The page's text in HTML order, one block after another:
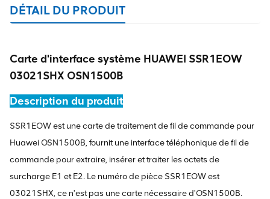
DÉTAIL DU PRODUIT
Carte d'interface système HUAWEI SSR1EOW
03021SHX OSN1500B
Description du produit
SSR1EOW est une carte de traitement de fil de commande pour
Huawei OSN1500B, fournit une interface téléphonique de fil de
commande pour extraire, insérer et traiter les octets de
surcharge E1 et E2. Le numéro de pièce SSR1EOW est
03021SHX, ce n'est pas une carte nécessaire d'OSN1500B.